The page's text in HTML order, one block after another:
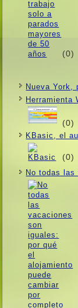
(0)
Nueva
Herramienta
(0)
KBasic, el
(0)
No todas